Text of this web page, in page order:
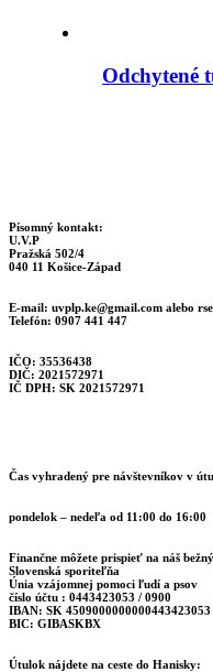
Odchytené
Písomný kontakt:
U.V.P
Pražská 502/4
040 11 Košice-Západ
E-mail: uvplp.ke@gmail.com alebo
Telefón: 0907 441 447
IČO: 35536438
DIČ: 2021572971
IČ DPH: SK 2021572971
Čas vyhradený pre návštevníkov v
pondelok – nedeľa od 11:00 do 16:00
Finančne môžete prispieť na náš
Slovenská sporiteľňa
Únia vzájomnej pomoci ľudí a psov
číslo účtu : 0443423053 / 0900
IBAN: SK 4509000000000443423053
BIC: GIBASKBX
Útulok nájdete na ceste do Hanisky: